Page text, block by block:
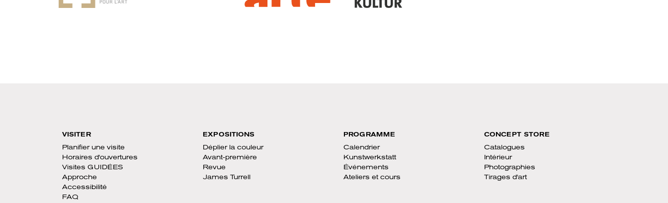
VISITER
Planifier une visite
Horaires d'ouvertures
Visites GUIDÉES
Approche
Accessibilité
FAQ
EXPOSITIONS
Déplier la couleur
Avant-première
Revue
James Turrell
PROGRAMME
Calendrier
Kunstwerkstatt
Événements
Ateliers et cours
CONCEPT STORE
Catalogues
Intérieur
Photographies
Tirages d'art